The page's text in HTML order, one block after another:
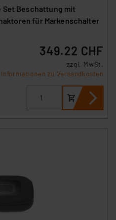
Set Beschattung mit
für Markenschalter
349.22 CHF
zzgl. MwSt.
Informationen zu Versandkosten